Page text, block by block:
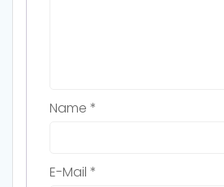
Name *
E-Mail *